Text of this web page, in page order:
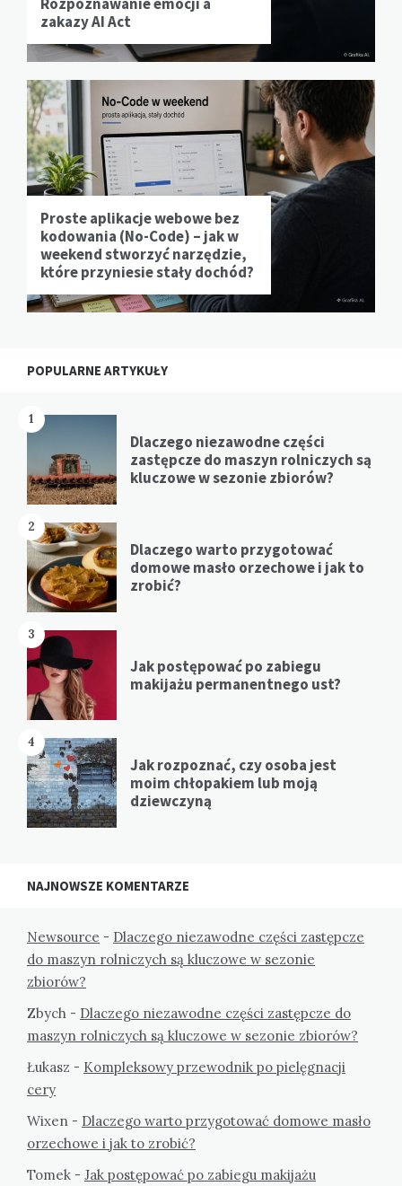
zakazy AI Act
Proste aplikacje webowe bez
kodowania (No-Code) – jak w
weekend stworzyć narzędzie,
które przyniesie stały dochód?
POPULARNE ARTYKUŁY
1
Dlaczego niezawodne części
zastępcze do maszyn rolniczych są
kluczowe w sezonie zbiorów?
2
Dlaczego warto przygotować
domowe masło orzechowe i jak to
zrobić?
3
Jak postępować po zabiegu
makijażu permanentnego ust?
4
Jak rozpoznać, czy osoba jest
moim chłopakiem lub moją
dziewczyną
NAJNOWSZE KOMENTARZE
Newsource - Dlaczego niezawodne części zastępcze
do maszyn rolniczych są kluczowe w sezonie
zbiorów?
Zbych - Dlaczego niezawodne części zastępcze do
maszyn rolniczych są kluczowe w sezonie zbiorów?
Łukasz - Kompleksowy przewodnik po pielęgnacji
cery
Wixen - Dlaczego warto przygotować domowe masło
orzechowe i jak to zrobić?
Tomek - Jak postępować po zabiegu makijażu